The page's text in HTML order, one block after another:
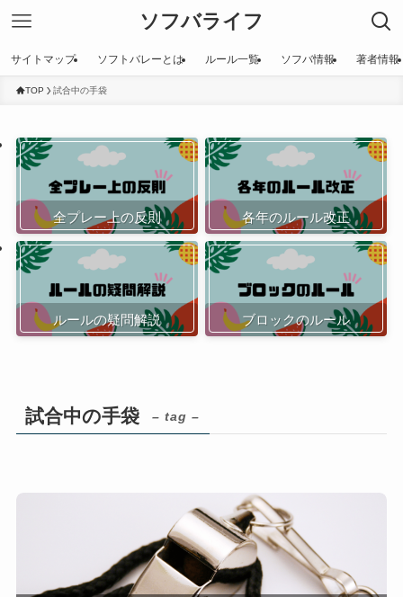
ソフバライフ
サイトマップ ソフトバレーとは ルール一覧 ソフバ情報 著者情報
TOP 試合中の手袋
全プレー上の反則 各年のルール改正
ルールの疑問解説 ブロックのルール
試合中の手袋 – tag –